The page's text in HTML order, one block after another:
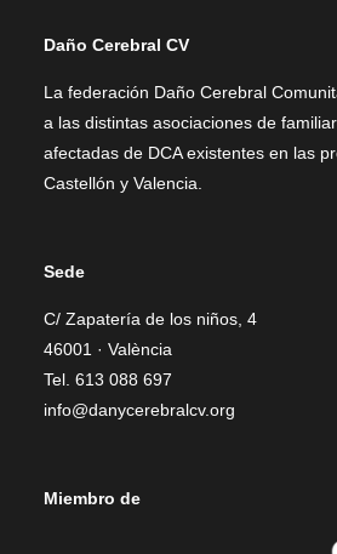
Daño Cerebral CV
La federación Daño Cerebral
a las distintas asociaciones de
afectadas de DCA existentes en las
Castellón y Valencia.
Sede
C/ Zapatería de los niños, 4
46001 · València
Tel. 613 088 697
info@danycerebralcv.org
Miembro de